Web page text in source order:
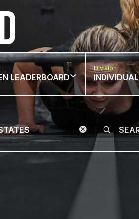
LEADERBOARD
Division
INDIVIDUAL